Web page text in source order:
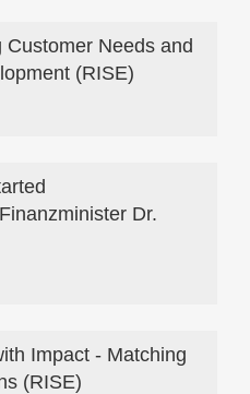
Needs and
(RISE)
Dr.
Impact - Matching
(RISE)